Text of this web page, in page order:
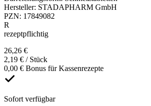
Hersteller: STADAPHARM GmbH
PZN: 17849082
R
rezeptpflichtig
26,26 €
2,19 € / Stück
0,00 € Bonus für Kassenrezepte
Sofort verfügbar